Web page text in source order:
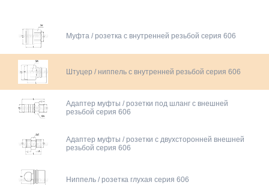
Муфта / розетка с внутренней резьбой серия 606
Штуцер / ниппель с внутренней резьбой серия 606
Адаптер муфты / розетки под шланг с внешней
резьбой серия 606
Адаптер муфты / розетки c двухсторонней внешней
резьбой серия 606
Ниппель / розетка глухая серия 606